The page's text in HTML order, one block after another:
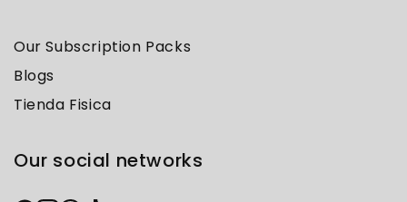
Our Subscription Packs
Blogs
Tienda Fisica
Our social networks